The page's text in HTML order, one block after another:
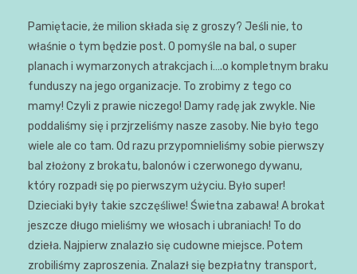
Pamiętacie, że milion składa się z groszy? Jeśli nie, to
właśnie o tym będzie post. O pomyśle na bal, o super
planach i wymarzonych atrakcjach i….o kompletnym braku
funduszy na jego organizacje. To zrobimy z tego co
mamy! Czyli z prawie niczego! Damy radę jak zwykle. Nie
poddaliśmy się i przjrzeliśmy nasze zasoby. Nie było tego
wiele ale co tam. Od razu przypomnieliśmy sobie pierwszy
bal złożony z brokatu, balonów i czerwonego dywanu,
który rozpadł się po pierwszym użyciu. Było super!
Dzieciaki były takie szczęśliwe! Świetna zabawa! A brokat
jeszcze długo mieliśmy we włosach i ubraniach! To do
dzieła. Najpierw znalazło się cudowne miejsce. Potem
zrobiliśmy zaproszenia. Znalazł się bezpłatny transport,